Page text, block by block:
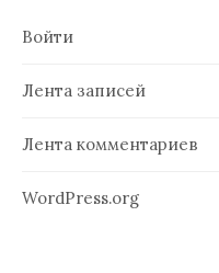
Войти
Лента записей
Лента комментариев
WordPress.org